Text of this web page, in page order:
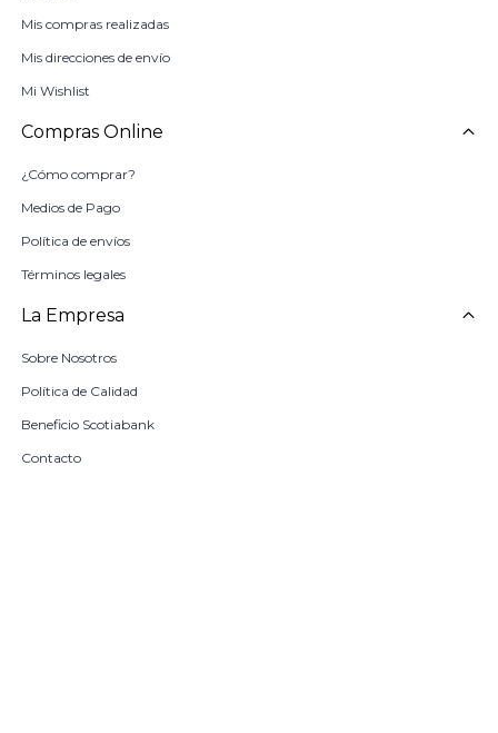
Mis compras realizadas
Mis direcciones de envío
Mi Wishlist
Compras Online
¿Cómo comprar?
Medios de Pago
Política de envíos
Términos legales
La Empresa
Sobre Nosotros
Política de Calidad
Beneficio Scotiabank
Contacto